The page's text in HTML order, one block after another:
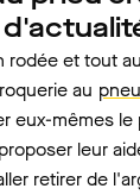
rodée et tout
au
eux-mêmes
leur
retirer de